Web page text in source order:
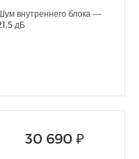
внутреннего блока —
дБ
30 690 ₽